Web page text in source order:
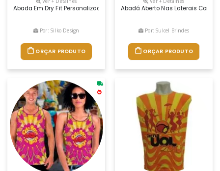
Abada Em Dry Fit Personalizado.fabricaÇao Propria
Por: Silko Design
ORÇAR PRODUTO
Abadá Aberto Nas Laterais Com
Por: Sulcel Brindes
ORÇAR PRODUTO